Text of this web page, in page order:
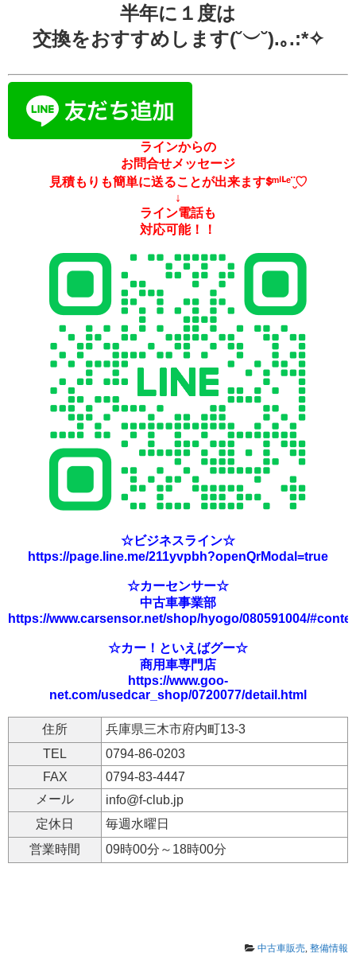
半年に１度は
交換をおすすめします(˘︶˘).｡.:*✧
ラインからの
お問合せメッセージ
見積もりも簡単に送ることが出来ますᙚᵐⁱᒻᵉ¨̮♡
↓
ライン電話も
対応可能！！
☆ビジネスライン☆
https://page.line.me/211yvpbh?openQrModal=true
☆カーセンサー☆
中古車事業部
https://www.carsensor.net/shop/hyogo/080591004/
☆カー！といえばグー☆
商用車専門店
https://www.goo-
net.com/usedcar_shop/0720077/detail.html
住所
兵庫県三木市府内町13-3
TEL
0794-86-0203
FAX
0794-83-4447
メール
info@f-club.jp
定休日
毎週水曜日
営業時間
09時00分～18時00分
中古車販売 整備情報